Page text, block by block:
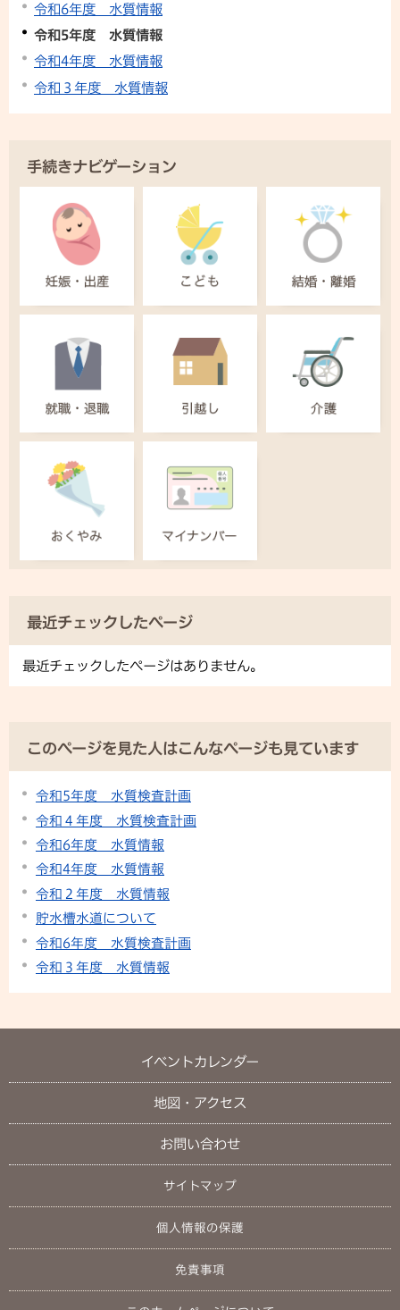
令和6年度 水質情報
令和5年度 水質情報
令和4年度 水質情報
令和３年度 水質情報
手続きナビゲーション
最近チェックしたページ
最近チェックしたページはありません。
このページを見た人はこんなページも見ています
令和5年度 水質検査計画
令和４年度 水質検査計画
令和6年度 水質情報
令和4年度 水質情報
令和２年度 水質情報
貯水槽水道について
令和6年度 水質検査計画
令和３年度 水質情報
イベントカレンダー
地図・アクセス
お問い合わせ
サイトマップ
個人情報の保護
免責事項